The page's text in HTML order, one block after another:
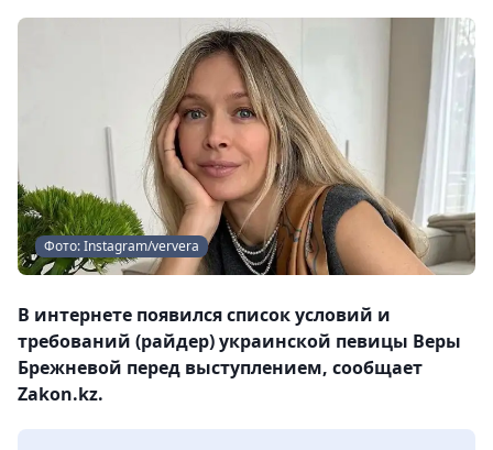
Фото: Instagram/ververa
В интернете появился список условий и
требований (райдер) украинской певицы Веры
Брежневой перед выступлением, сообщает
Zakon.kz.